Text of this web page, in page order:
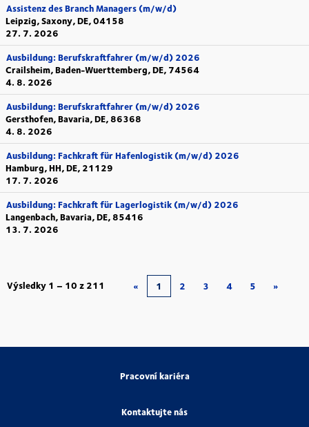
Assistenz des Branch Managers (m/w/d)
Leipzig, Saxony, DE, 04158
27. 7. 2026
Ausbildung: Berufskraftfahrer (m/w/d) 2026
Crailsheim, Baden-Wuerttemberg, DE, 74564
4. 8. 2026
Ausbildung: Berufskraftfahrer (m/w/d) 2026
Gersthofen, Bavaria, DE, 86368
4. 8. 2026
Ausbildung: Fachkraft für Hafenlogistik (m/w/d) 2026
Hamburg, HH, DE, 21129
17. 7. 2026
Ausbildung: Fachkraft für Lagerlogistik (m/w/d) 2026
Langenbach, Bavaria, DE, 85416
13. 7. 2026
Výsledky 1 – 10 z 211 « 1 2 3 4 5 »
Pracovní kariéra
Kontaktujte nás